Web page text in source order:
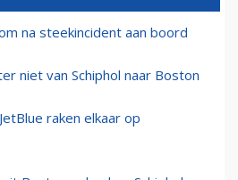
na steekincident aan boord
niet van Schiphol naar Boston
raken elkaar op